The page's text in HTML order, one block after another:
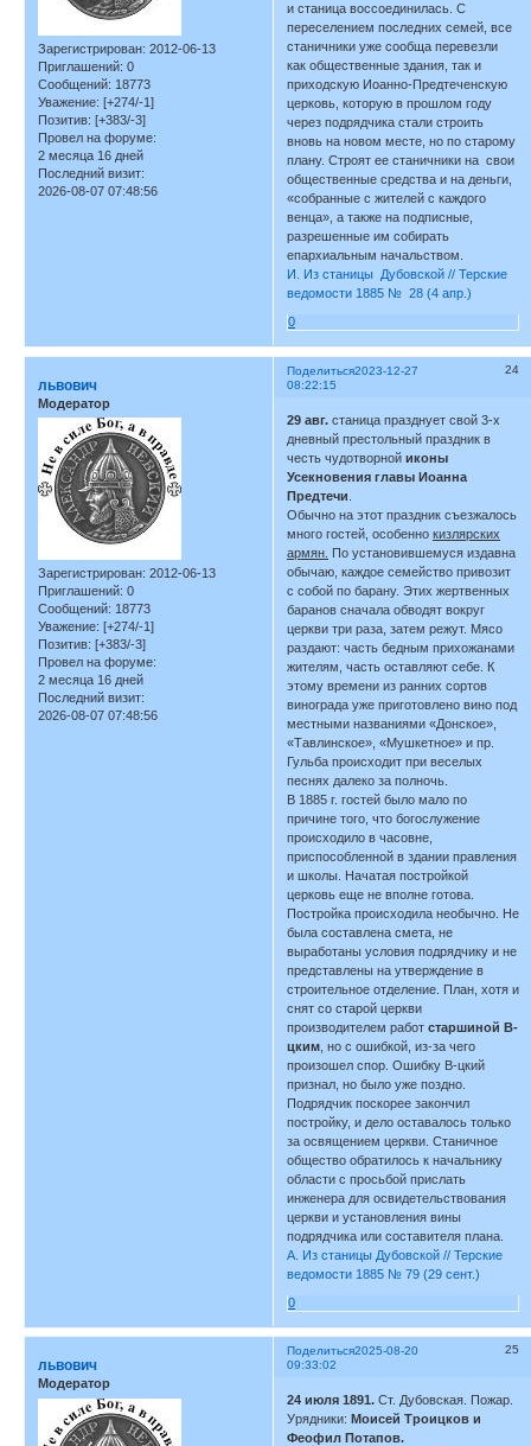
Зарегистрирован: 2012-06-13
Приглашений: 0
Сообщений: 18773
Уважение: [+274/-1]
Позитив: [+383/-3]
Провел на форуме:
2 месяца 16 дней
Последний визит:
2026-08-07 07:48:56
и станица воссоединилась. С
переселением последних семей, все
станичники уже сообща перевезли
как общественные здания, так и
приходскую Иоанно-Предтеченскую
церковь, которую в прошлом году
через подрядчика стали строить
вновь на новом месте, но по старому
плану. Строят ее станичники на свои
общественные средства и на деньги,
«собранные с жителей с каждого
венца», а также на подписные,
разрешенные им собирать
епархиальным начальством.
И. Из станицы Дубовской // Терские
ведомости 1885 № 28 (4 апр.)
0
Поделиться 24
2023-12-27
08:22:15
львович
Модератор
Зарегистрирован: 2012-06-13
Приглашений: 0
Сообщений: 18773
Уважение: [+274/-1]
Позитив: [+383/-3]
Провел на форуме:
2 месяца 16 дней
Последний визит:
2026-08-07 07:48:56
29 авг. станица празднует свой 3-х
дневный престольный праздник в
честь чудотворнойиконы
Усекновения главы Иоанна
Предтечи
Обычно на этот праздник съезжалось
много гостей, особеннокизлярских
армян. По установившемуся издавна
обычаю, каждое семейство привозит
с собой по барану. Этих жертвенных
баранов сначала обводят вокруг
церкви три раза, затем режут. Мясо
раздают: часть бедным прихожанами
жителям, часть оставляют себе. К
этому времени из ранних сортов
винограда уже приготовлено вино под
местными названиями «Донское»,
«Тавлинское», «Мушкетное» и пр.
Гульба происходит при веселых
песнях далеко за полночь.
В 1885 г. гостей было мало по
причине того, что богослужение
происходило в часовне,
приспособленной в здании правления
и школы. Начатая постройкой
церковь еще не вполне готова.
Постройка происходила необычно. Не
была составлена смета, не
выработаны условия подрядчику и не
представлены на утверждение в
строительное отделение. План, хотя и
снят со старой церкви
производителем работстаршиной В-
цким , но с ошибкой, из-за чего
произошел спор. Ошибку В-цкий
признал, но было уже поздно.
Подрядчик поскорее закончил
постройку, и дело оставалось только
за освящением церкви. Станичное
общество обратилось к начальнику
области с просьбой прислать
инженера для освидетельствования
церкви и установления вины
подрядчика или составителя плана.
А. Из станицы Дубовской // Терские
ведомости 1885 № 79 (29 сент.)
0
Поделиться 25
2025-08-20
09:33:02
львович
Модератор
24 июля 1891. Ст. Дубовская. Пожар.
Урядники:Моисей Троицков и
Феофил Потапов.